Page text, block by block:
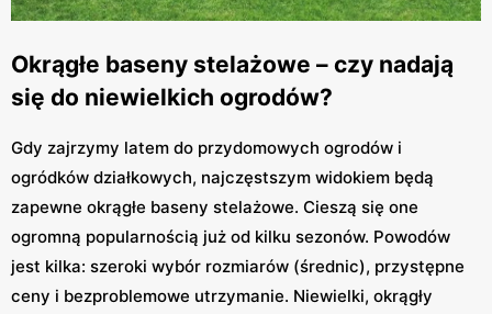
Okrągłe baseny stelażowe – czy nadają
się do niewielkich ogrodów?
Gdy zajrzymy latem do przydomowych ogrodów i
ogródków działkowych, najczęstszym widokiem będą
zapewne okrągłe baseny stelażowe. Cieszą się one
ogromną popularnością już od kilku sezonów. Powodów
jest kilka: szeroki wybór rozmiarów (średnic), przystępne
ceny i bezproblemowe utrzymanie. Niewielki, okrągły